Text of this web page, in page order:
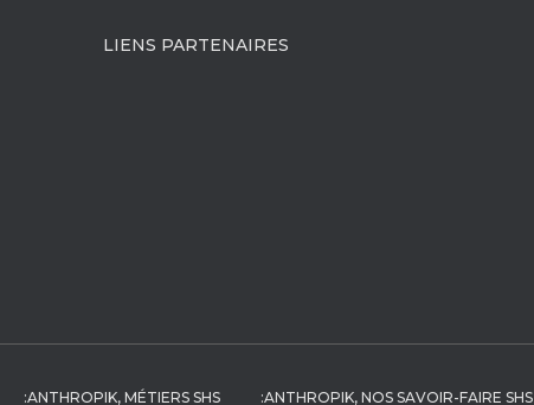
LIENS PARTENAIRES
:ANTHROPIK, MÉTIERS SHS :ANTHROPIK, NOS SAVOIR-FAIRE SHS